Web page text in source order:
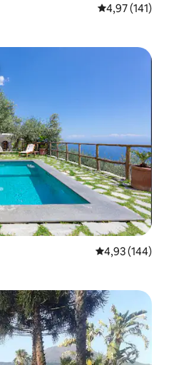
Évaluation
4,97 (141)
Évaluation
4,93 (144)